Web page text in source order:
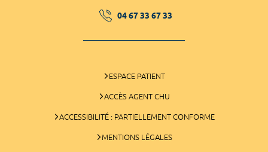
04 67 33 67 33
ESPACE PATIENT
ACCÈS AGENT CHU
ACCESSIBILITÉ : PARTIELLEMENT CONFORME
MENTIONS LÉGALES